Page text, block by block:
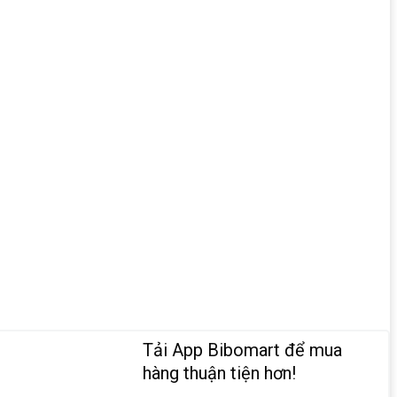
Tải App Bibomart để mua
hàng thuận tiện hơn!